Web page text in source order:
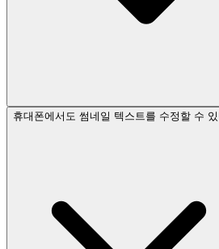
휴대폰에서도 썸네일 텍스트를 수정할 수